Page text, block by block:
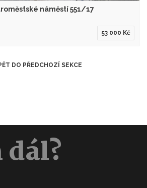
náměstí 551/17
53 000 Kč
DO PŘEDCHOZÍ SEKCE